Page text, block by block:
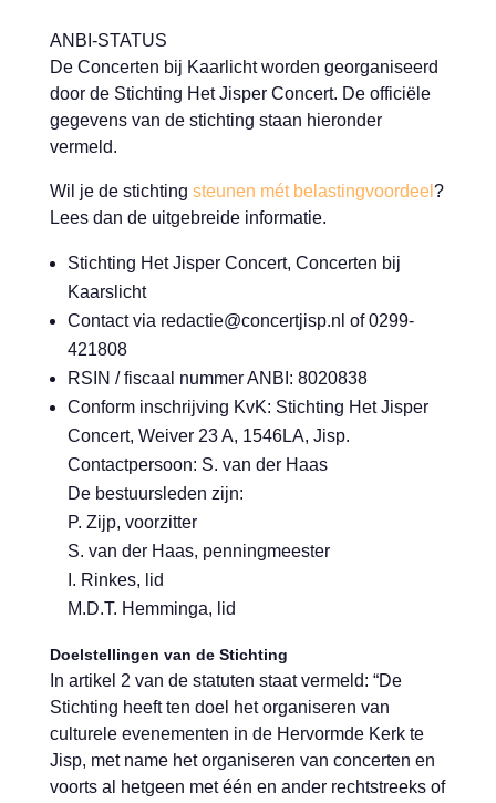
ANBI-STATUS
De Concerten bij Kaarlicht worden georganiseerd
door de Stichting Het Jisper Concert. De officiële
gegevens van de stichting staan hieronder
vermeld.
Wil je de stichting steunen mét belastingvoordeel ?
Lees dan de uitgebreide informatie.
Stichting Het Jisper Concert, Concerten bij
Kaarslicht
Contact via redactie@concertjisp.nl of 0299-
421808
RSIN / fiscaal nummer ANBI: 8020838
Conform inschrijving KvK: Stichting Het Jisper
Concert, Weiver 23 A, 1546LA, Jisp.
Contactpersoon: S. van der Haas
De bestuursleden zijn:
P. Zijp, voorzitter
S. van der Haas, penningmeester
I. Rinkes, lid
M.D.T. Hemminga, lid
Doelstellingen van de Stichting
In artikel 2 van de statuten staat vermeld: “De
Stichting heeft ten doel het organiseren van
culturele evenementen in de Hervormde Kerk te
Jisp, met name het organiseren van concerten en
voorts al hetgeen met één en ander rechtstreeks of